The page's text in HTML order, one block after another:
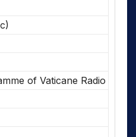
of Vaticane Radio